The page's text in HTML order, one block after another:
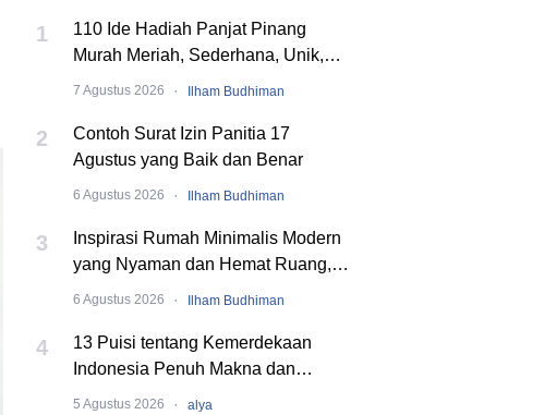
1
110 Ide Hadiah Panjat Pinang
Murah Meriah, Sederhana, Unik,
dan Nyeleneh
7 Agustus 2026 · Ilham Budhiman
2
Contoh Surat Izin Panitia 17
Agustus yang Baik dan Benar
6 Agustus 2026 · Ilham Budhiman
3
Inspirasi Rumah Minimalis Modern
yang Nyaman dan Hemat Ruang,
Begini Cara Merancangnya!
6 Agustus 2026 · Ilham Budhiman
4
13 Puisi tentang Kemerdekaan
Indonesia Penuh Makna dan
Menyentuh Hati
5 Agustus 2026 · alya